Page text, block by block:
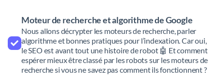
Moteur de recherche et algorithme de Google
Nous allons décrypter les moteurs de recherche, parler
algorithme et bonnes pratiques pour l’indexation. Car oui,
le SEO est avant tout une histoire de robot 🤖 Et comment
espérer mieux être classé par les robots sur les moteurs de
recherche si vous ne savez pas comment ils fonctionnent ?